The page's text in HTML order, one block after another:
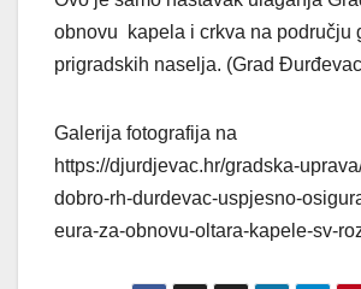
obnovu kapela i crkva na području
prigradskih naselja. (Grad
Galerija fotografija na
https://djurdjevac.hr/gradska-
dobro-rh-durdevac-uspjesno-
eura-za-obnovu-oltara-kapele-sv-